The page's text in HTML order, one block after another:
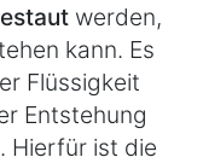
werden,
kann. Es
Flüssigkeit
Entstehung
. Hierfür ist die